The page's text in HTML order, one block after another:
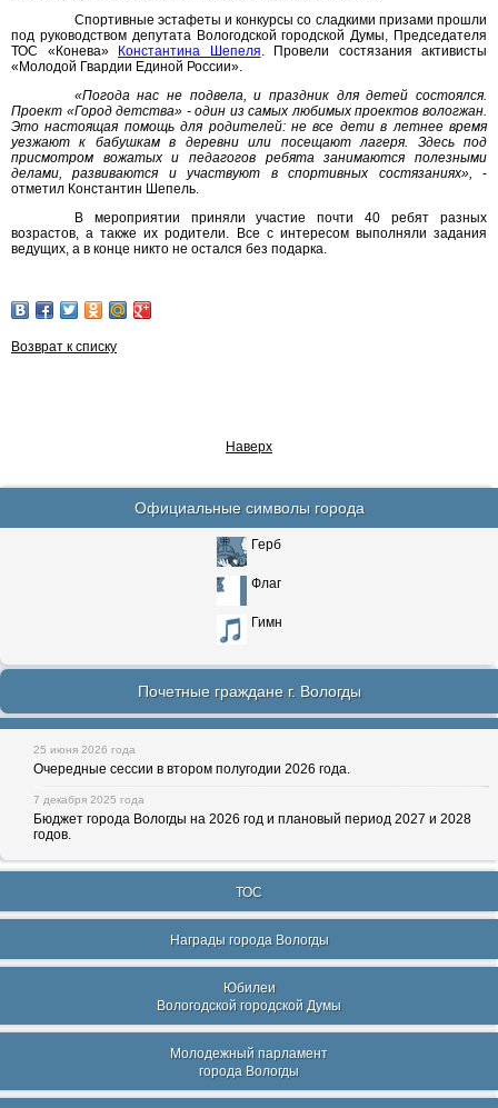
Спортивные эстафеты и конкурсы со сладкими призами прошли
под руководством депутата Вологодской городской Думы, Председателя
ТОС «Конева»
Константина Шепеля. Провели состязания активисты
«Молодой Гвардии Единой России».
«Погода нас не подвела, и праздник для детей состоялся.
Проект «Город детства» - один из самых любимых проектов вологжан.
Это настоящая помощь для родителей: не все дети в летнее время
уезжают к бабушкам в деревни или посещают лагеря. Здесь под
присмотром вожатых и педагогов ребята занимаются полезными
делами, развиваются и участвуют в спортивных состязаниях», -
отметил Константин Шепель.
В мероприятии приняли участие почти 40 ребят разных
возрастов, а также их родители. Все с интересом выполняли задания
ведущих, а в конце никто не остался без подарка.
Возврат к списку
Наверх
Официальные символы города
Герб
Флаг
Гимн
Почетные граждане г. Вологды
25 июня 2026 года
Очередные сессии в втором полугодии 2026 года.
7 декабря 2025 года
Бюджет города Вологды на 2026 год и плановый период 2027 и 2028
годов.
ТОС
Награды города Вологды
Юбилеи
Вологодской городской Думы
Молодежный парламент
города Вологды